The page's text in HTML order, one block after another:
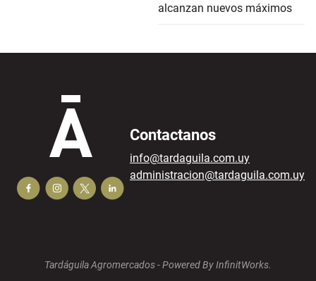
alcanzan nuevos máximos
Contactanos
info@tardaguila.com.uy
administracion@tardaguila.com.uy
Tardáguila Agromercados -Powered By InfinitWorks.